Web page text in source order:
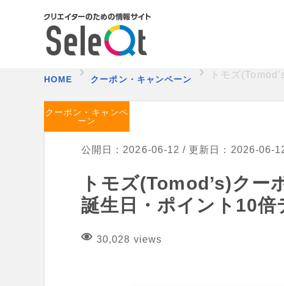
HOME クーポン・キャンペーン トモズ
クーポン・キャンペ
ーン
公開日：2026-06-12 / 更新日：2026-06-
トモズ(Tomod’s)クー
誕生日・ポイント10倍
30,028 views